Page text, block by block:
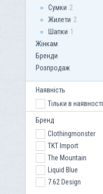
Сумки 2
Жилети 2
Шапки 1
Жінкам
Бренди
Розпродаж
Наявність
Тільки в наявності
Бренд
Clothingmonster
TKT Import
The Mountain
Liquid Blue
7.62 Design